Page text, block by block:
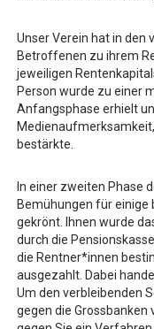
Unser Verein hat in den
Betroffenen zu ihrem
jeweiligen
Person wurde zu einer
Anfangsphase erhielt
bestärkte.
In einer zweiten Phase
Bemühungen für
gekrönt. Ihnen wurde
durch die
die Rentner*innen
ausgezahlt. Dabei
Um den verbleibenden
gegen die Grossbanken